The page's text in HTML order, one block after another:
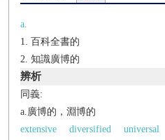
a.
百科全書的
知識廣博的
辨析
同義:
a.廣博的，淵博的
extensive
diversified universal